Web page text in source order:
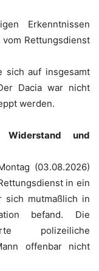
Erkenntnissen
Rettungsdienst
sich auf insgesamt
Dacia war nicht
werden.
Widerstand und
(03.08.2026)
in ein
sich mutmaßlich in
befand. Die
polizeiliche
offenbar nicht